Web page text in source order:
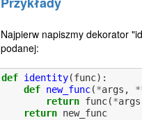
Najpierw napiszmy dekorator
podanej:
def identity(func):
def new_func(*args ,
return func(*args
return new_func